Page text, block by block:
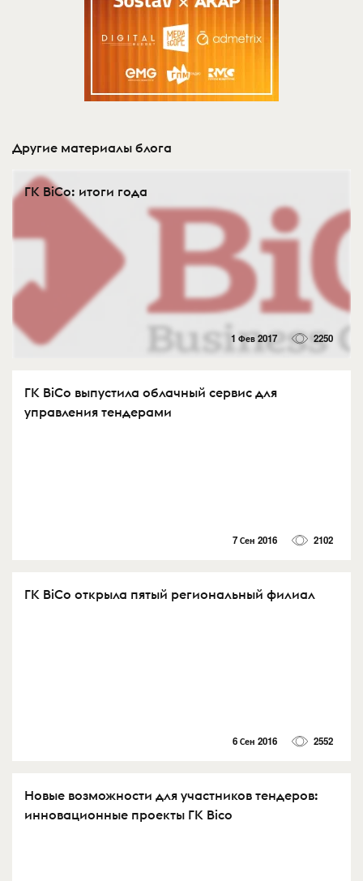
Другие материалы блога
ГК BiCo: итоги года
1 Фев 2017 2250
ГК BiCo выпустила облачный сервис для
управления тендерами
7 Сен 2016 2102
ГК BiCo открыла пятый региональный филиал
6 Сен 2016 2552
Новые возможности для участников тендеров:
инновационные проекты ГК Bico